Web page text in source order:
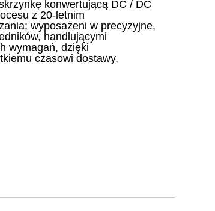
konwertującą DC / DC
z 20-letnim
wyposażeni w precyzyjne,
handlującymi
wymagań, dzięki
czasowi dostawy,